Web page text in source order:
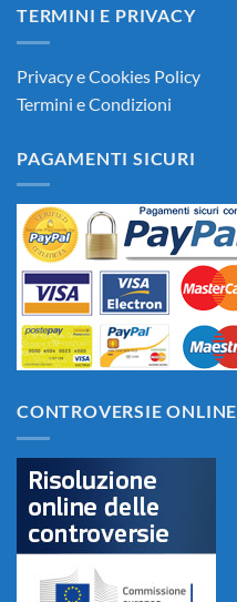
TERMINI E PRIVACY
Privacy e Cookies Policy
Termini e Condizioni
PAGAMENTI SICURI
CONTROVERSIE ONLINE